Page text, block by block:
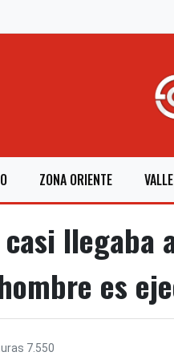
ZONA ORIENTE
casi
es
7.550